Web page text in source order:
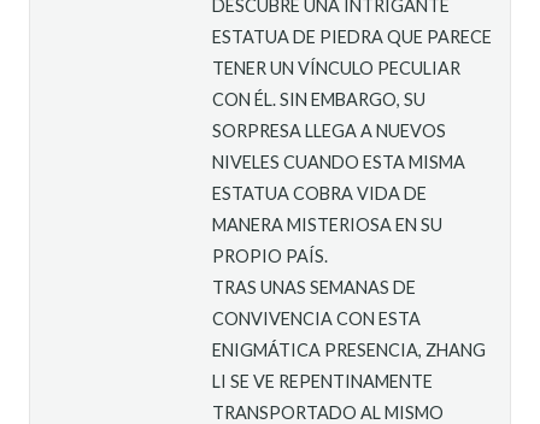
DESCUBRE UNA INTRIGANTE
ESTATUA DE PIEDRA QUE PARECE
TENER UN VÍNCULO PECULIAR
CON ÉL. SIN EMBARGO, SU
SORPRESA LLEGA A NUEVOS
NIVELES CUANDO ESTA MISMA
ESTATUA COBRA VIDA DE
MANERA MISTERIOSA EN SU
PROPIO PAÍS.
TRAS UNAS SEMANAS DE
CONVIVENCIA CON ESTA
ENIGMÁTICA PRESENCIA, ZHANG
LI SE VE REPENTINAMENTE
TRANSPORTADO AL MISMO